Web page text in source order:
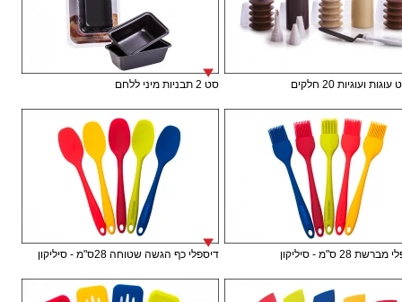
ועוגיות 20 חלקים סט 2 תבניות מיני ללחם
28 ס"מ - סיליקון דיספלי כף הגשה שטוחה 28ס"מ - סיליקון